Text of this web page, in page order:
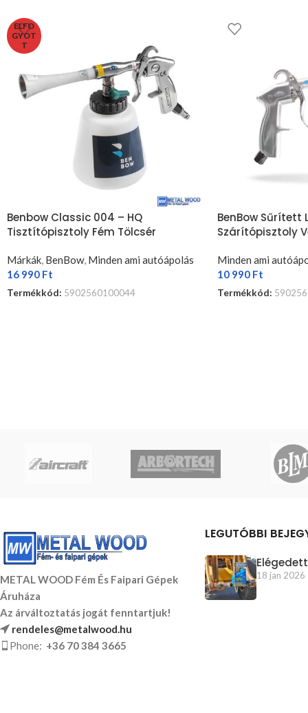
ELFO
GYOT
T
Benbow Classic 004 – HQ
Tisztítópisztoly Fém Tölcsér
Márkák BenBow, Minden ami autóápolás
16 990 Ft
Termékkód: 5902560100044
BenBow Sűrített
Szárítópisztoly
Minden ami
10 990 Ft
Termékkód:
METAL WOOD Fém És Faipari Gépek
Áruháza
Az árváltoztatás jogát fenntartjuk!
rendeles@metalwood.hu
Phone: +36 70 384 3665
LEGUTÓBBI
18 jan 2026